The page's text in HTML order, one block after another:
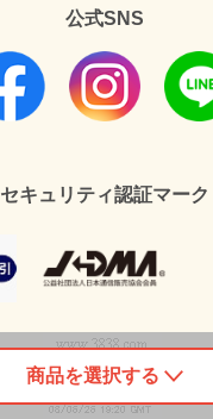
公式SNS
セキュリティ認証マーク
商品を選択する